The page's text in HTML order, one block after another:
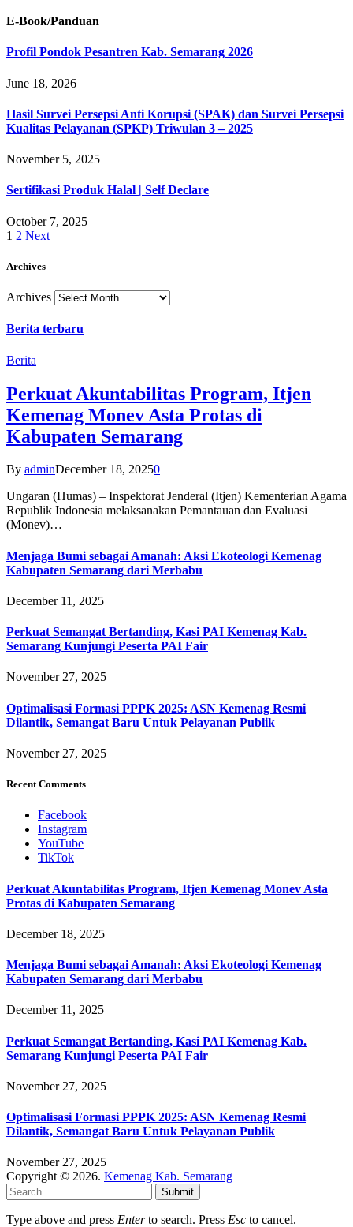
E-Book/Panduan
Profil Pondok Pesantren Kab. Semarang 2026
June 18, 2026
Hasil Survei Persepsi Anti Korupsi (SPAK) dan Survei Persepsi
Kualitas Pelayanan (SPKP) Triwulan 3 – 2025
November 5, 2025
Sertifikasi Produk Halal | Self Declare
October 7, 2025
1 2 Next
Archives
Archives
Berita terbaru
Berita
Perkuat Akuntabilitas Program, Itjen
Kemenag Monev Asta Protas di
Kabupaten Semarang
By adminDecember 18, 20250
Ungaran (Humas) – Inspektorat Jenderal (Itjen) Kementerian Agama
Republik Indonesia melaksanakan Pemantauan dan Evaluasi
(Monev)…
Menjaga Bumi sebagai Amanah: Aksi Ekoteologi Kemenag
Kabupaten Semarang dari Merbabu
December 11, 2025
Perkuat Semangat Bertanding, Kasi PAI Kemenag Kab.
Semarang Kunjungi Peserta PAI Fair
November 27, 2025
Optimalisasi Formasi PPPK 2025: ASN Kemenag Resmi
Dilantik, Semangat Baru Untuk Pelayanan Publik
November 27, 2025
Recent Comments
Facebook
Instagram
YouTube
TikTok
Perkuat Akuntabilitas Program, Itjen Kemenag Monev Asta
Protas di Kabupaten Semarang
December 18, 2025
Menjaga Bumi sebagai Amanah: Aksi Ekoteologi Kemenag
Kabupaten Semarang dari Merbabu
December 11, 2025
Perkuat Semangat Bertanding, Kasi PAI Kemenag Kab.
Semarang Kunjungi Peserta PAI Fair
November 27, 2025
Optimalisasi Formasi PPPK 2025: ASN Kemenag Resmi
Dilantik, Semangat Baru Untuk Pelayanan Publik
November 27, 2025
Copyright © 2026. Kemenag Kab. Semarang
Submit
Type above and press Enterto search. Press Esc to cancel.